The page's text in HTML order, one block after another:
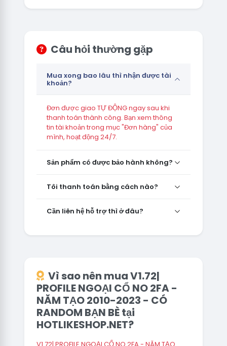
Câu hỏi thường gặp
Mua xong bao lâu thì nhận được tài
khoản?
Đơn được giao TỰ ĐỘNG ngay sau khi
thanh toán thành công. Bạn xem thông
tin tài khoản trong mục "Đơn hàng" của
mình, hoạt động 24/7.
Sản phẩm có được bảo hành không?
Tôi thanh toán bằng cách nào?
Cần liên hệ hỗ trợ thì ở đâu?
Vì sao nên mua V1.72|
PROFILE NGOẠI CỔ NO 2FA -
NĂM TẠO 2010-2023 - CÓ
RANDOM BẠN BÈ tại
HOTLIKESHOP.NET?